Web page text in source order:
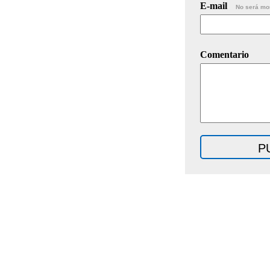
E-mail No será
Comentario